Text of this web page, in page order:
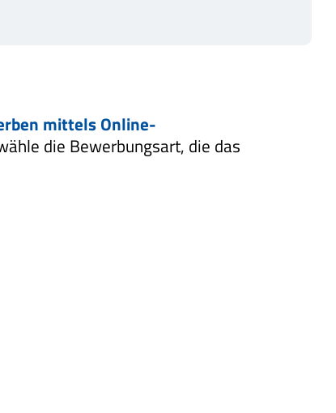
mittels Online-
die Bewerbungsart, die das